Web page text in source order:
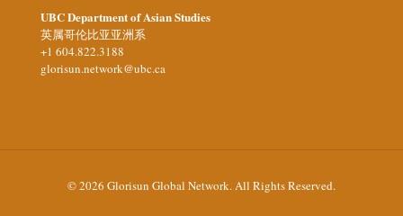
UBC Department of Asian Studies
英属哥伦比亚亚洲系
+1 604.822.3188
glorisun.network@ubc.ca
© 2026 Glorisun Global Network. All Rights Reserved.